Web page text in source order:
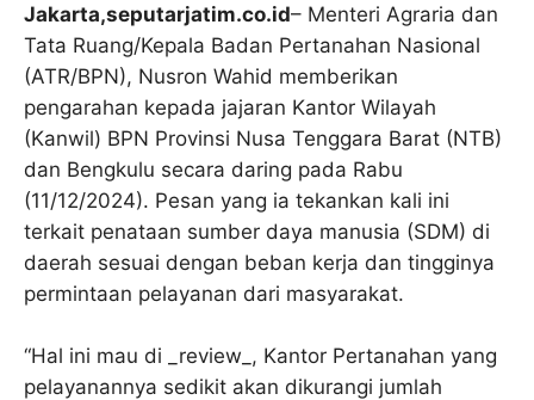
Jakarta,seputarjatim.co.id– Menteri Agraria dan
Tata Ruang/Kepala Badan Pertanahan Nasional
(ATR/BPN), Nusron Wahid memberikan
pengarahan kepada jajaran Kantor Wilayah
(Kanwil) BPN Provinsi Nusa Tenggara Barat (NTB)
dan Bengkulu secara daring pada Rabu
(11/12/2024). Pesan yang ia tekankan kali ini
terkait penataan sumber daya manusia (SDM) di
daerah sesuai dengan beban kerja dan tingginya
permintaan pelayanan dari masyarakat.
“Hal ini mau di _review_, Kantor Pertanahan yang
pelayanannya sedikit akan dikurangi jumlah